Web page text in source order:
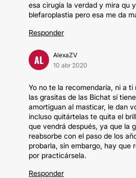
esa cirugía la verdad y mira qu
blefaroplastia pero esa me da
Responder
AL
AlexaZV
10 abr 2020
Yo no te la recomendaría, ni a
las grasitas de las Bichat sí
amortiguan al masticar, le dan
incluso quitártelas te quita el
que vendrá después, ya que la
reabsorbe con el paso de los
probarla, sin embargo, hay que
por practicársela.
Responder